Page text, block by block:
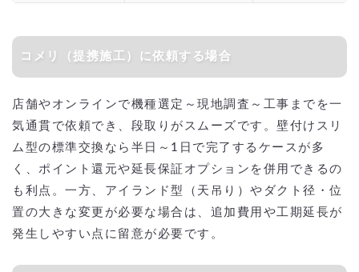
コメリ（提携施工）に依頼する場合
店舗やオンラインで機種選定～現地調査～工事までを一
気通貫で依頼でき、段取りがスムーズです。壁付けスリ
ム型の標準交換なら半日～1日で完了するケースが多
く、ポイント還元や延長保証オプションを併用できるの
も利点。一方、アイランド型（天吊り）やダクト径・位
置の大きな変更が必要な場合は、追加費用や工期延長が
発生しやすい点に留意が必要です。